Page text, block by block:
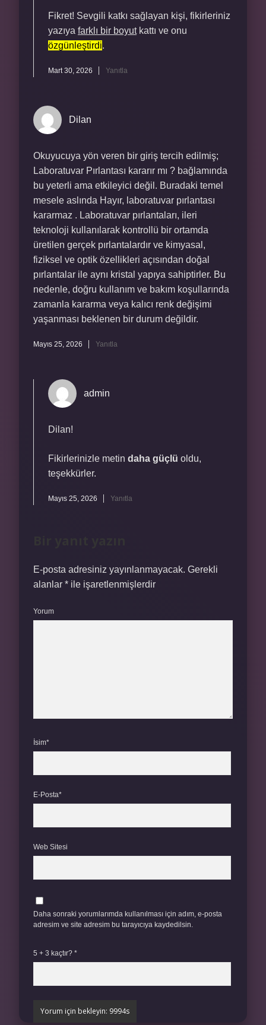
Fikret! Sevgili katkı sağlayan kişi, fikirleriniz
yazıya farklı bir boyutkattı ve onu
özgünleştirdi.
Mart 30, 2026 Yanıtla
Dilan
Okuyucuya yön veren bir giriş tercih edilmiş;
Laboratuvar Pırlantası kararır mı ? bağlamında
bu yeterli ama etkileyici değil. Buradaki temel
mesele aslında Hayır, laboratuvar pırlantası
kararmaz . Laboratuvar pırlantaları, ileri
teknoloji kullanılarak kontrollü bir ortamda
üretilen gerçek pırlantalardır ve kimyasal,
fiziksel ve optik özellikleri açısından doğal
pırlantalar ile aynı kristal yapıya sahiptirler. Bu
nedenle, doğru kullanım ve bakım koşullarında
zamanla kararma veya kalıcı renk değişimi
yaşanması beklenen bir durum değildir.
Mayıs 25, 2026 Yanıtla
admin
Dilan!
Fikirlerinizle metin daha güçlü oldu,
teşekkürler.
Mayıs 25, 2026 Yanıtla
E-posta adresiniz yayınlanmayacak. Gerekli
alanlar * ile işaretlenmişlerdir
Yorum
İsim*
E-Posta*
Web Sitesi
Daha sonraki yorumlarımda kullanılması için adım, e-posta
adresim ve site adresim bu tarayıcıya kaydedilsin.
5 + 3 kaçtır? *